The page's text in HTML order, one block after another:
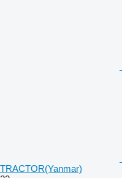
TRACTOR(Yanmar)